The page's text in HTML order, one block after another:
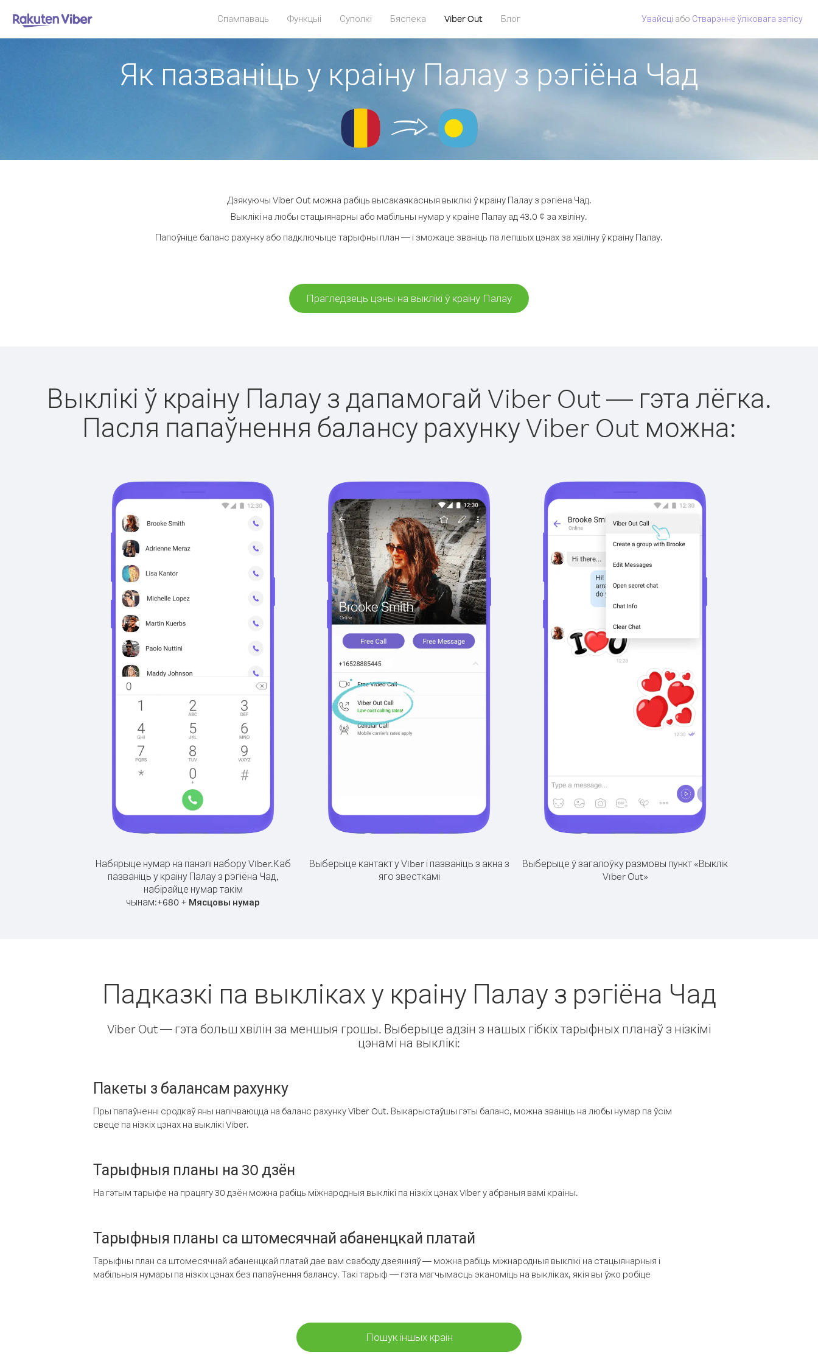
Спампаваць Функцыі Суполкі Бяспека Viber Out Блог Увайсці або Стварэнне ўліковага запісу
Як пазваніць у краіну Палау з рэгіёна Чад
Дзякуючы Viber Out можна рабіць высакаякасныя выклікі ў краіну Палау з рэгіёна Чад.
Выклікі на любы стацыянарны або мабільны нумар у краіне Палау ад 43.0 ¢ за хвіліну.
Папоўніце баланс рахунку або падключыце тарыфны план — і зможаце званіць па лепшых цэнах за хвіліну ў краіну Палау.
Прагледзець цэны на выклікі ў краіну Палау
Выклікі ў краіну Палау з дапамогай Viber Out — гэта лёгка.
Пасля папаўнення балансу рахунку Viber Out можна:
Набярыце нумар на панэлі набору Viber.Каб
пазваніць у краіну Палау з рэгіёна Чад,
набірайце нумар такім
чынам:+680 + Мясцовы нумар
Выберыце кантакт у Viber і пазваніць з акна з
яго звесткамі
Выберыце ў загалоўку размовы пункт «Выклік
Viber Out»
Падказкі па выкліках у краіну Палау з рэгіёна Чад
Viber Out — гэта больш хвілін за меншыя грошы. Выберыце адзін з нашых гібкіх тарыфных планаў з нізкімі
цэнамі на выклікі:
Пакеты з балансам рахунку
Пры папаўненні сродкаў яны налічваюцца на баланс рахунку Viber Out. Выкарыстаўшы гэты баланс, можна званіць на любы нумар па ўсім
свеце па нізкіх цэнах на выклікі Viber.
Тарыфныя планы на 30 дзён
На гэтым тарыфе на працягу 30 дзён можна рабіць міжнародныя выклікі па нізкіх цэнах Viber у абраныя вамі краіны.
Тарыфныя планы са штомесячнай абаненцкай платай
Тарыфны план са штомесячнай абаненцкай платай дае вам свабоду дзеянняў — можна рабіць міжнародныя выклікі на стацыянарныя і
мабільныя нумары па нізкіх цэнах без папаўнення балансу. Такі тарыф — гэта магчымасць эканоміць на выкліках, якія вы ўжо робіце
Пошук іншых краін